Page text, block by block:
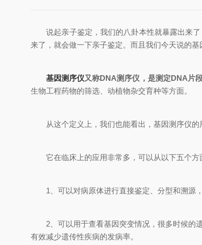
说起亲子鉴定，我们的八卦本性就暴露出来了
来了，就会做一下亲子鉴定。而且我们今天说的
基因测序仪又称DNA测序仪，是测定DNA片
生物工程药物的筛选、动植物杂交育种等方面。
从这个定义上，我们也能看出，基因测序仪的
它在临床上的应用非常多，可以从以下五个方
1、可以对病原体进行直接鉴定、分型和溯源，
2、可以用于查看基因突变情况，很多时候的遗
有效减少遗传性疾病的发病率。